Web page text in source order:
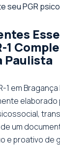
seu PGR
1
Paulista
1 em
elaborado
um
e proativo de